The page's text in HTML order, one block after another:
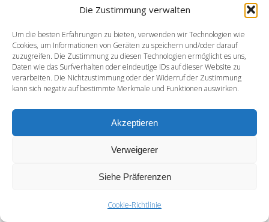
Die Zustimmung verwalten
Um die besten Erfahrungen zu bieten, verwenden wir Technologien wie
Cookies, um Informationen von Geräten zu speichern und/oder darauf
zuzugreifen. Die Zustimmung zu diesen Technologien ermöglicht es uns,
Daten wie das Surfverhalten oder eindeutige IDs auf dieser Website zu
verarbeiten. Die Nichtzustimmung oder der Widerruf der Zustimmung
kann sich negativ auf bestimmte Merkmale und Funktionen auswirken.
Akzeptieren
Verweigerer
Siehe Präferenzen
Cookie-Richtlinie
commercial code. An implementing decree (No
rules for its application. The reform mainly
aimsat simplifying the insolvency regime…